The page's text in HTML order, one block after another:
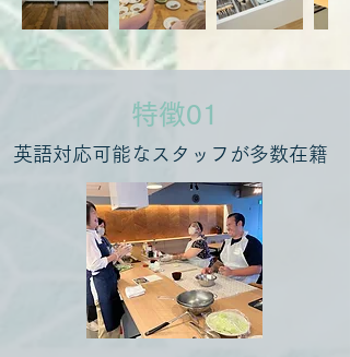
​特徴01
英語対応可能なスタッフが多数在籍